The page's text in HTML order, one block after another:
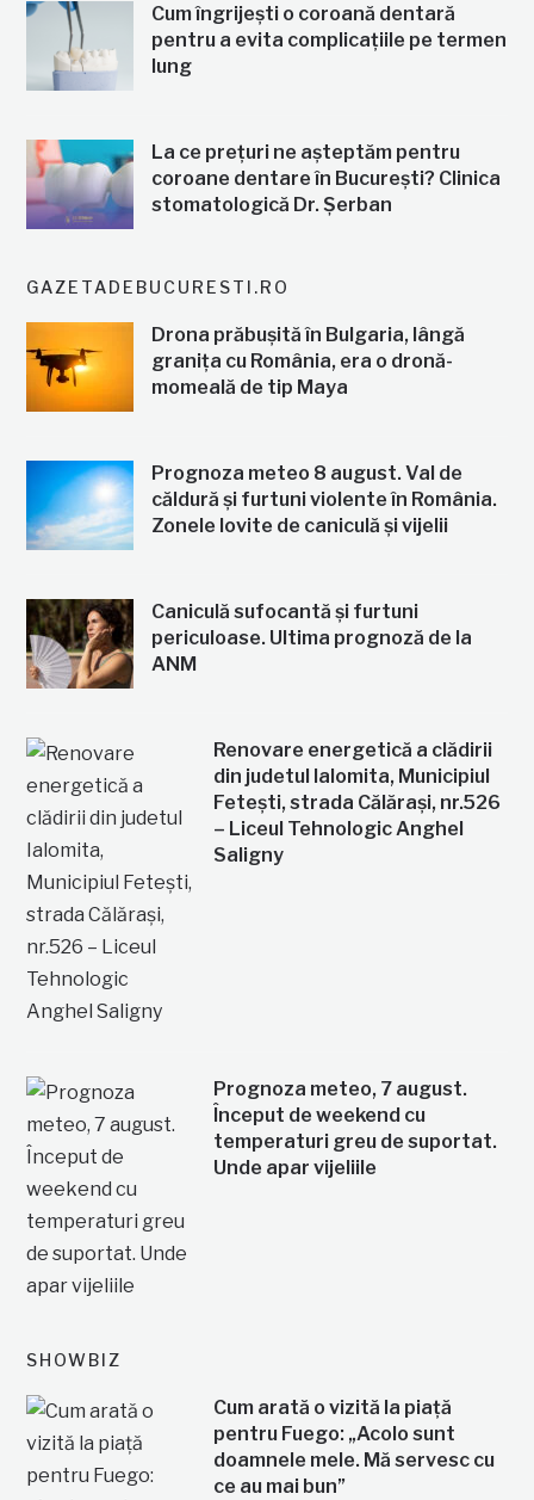
Cum îngrijești o coroană dentară
pentru a evita complicațiile pe termen
lung
La ce prețuri ne așteptăm pentru
coroane dentare în București? Clinica
stomatologică Dr. Șerban
GAZETADEBUCURESTI.RO
Drona prăbușită în Bulgaria, lângă
granița cu România, era o dronă-
momeală de tip Maya
Prognoza meteo 8 august. Val de
căldură și furtuni violente în România.
Zonele lovite de caniculă și vijelii
Caniculă sufocantă și furtuni
periculoase. Ultima prognoză de la
ANM
Renovare energetică a clădirii
din judetul Ialomita, Municipiul
Fetești, strada Călărași, nr.526
– Liceul Tehnologic Anghel
Saligny
Prognoza meteo, 7 august.
Început de weekend cu
temperaturi greu de suportat.
Unde apar vijeliile
SHOWBIZ
Cum arată o vizită la piață
pentru Fuego: „Acolo sunt
doamnele mele. Mă servesc cu
ce au mai bun”